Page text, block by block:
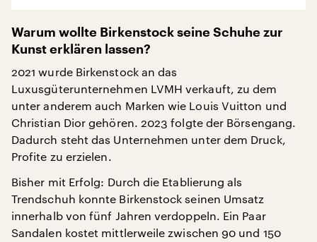
Warum wollte Birkenstock seine Schuhe zur
Kunst erklären lassen?
2021 wurde Birkenstock an das
Luxusgüterunternehmen LVMH verkauft, zu dem
unter anderem auch Marken wie Louis Vuitton und
Christian Dior gehören. 2023 folgte der Börsengang.
Dadurch steht das Unternehmen unter dem Druck,
Profite zu erzielen.
Bisher mit Erfolg: Durch die Etablierung als
Trendschuh konnte Birkenstock seinen Umsatz
innerhalb von fünf Jahren verdoppeln. Ein Paar
Sandalen kostet mittlerweile zwischen 90 und 150